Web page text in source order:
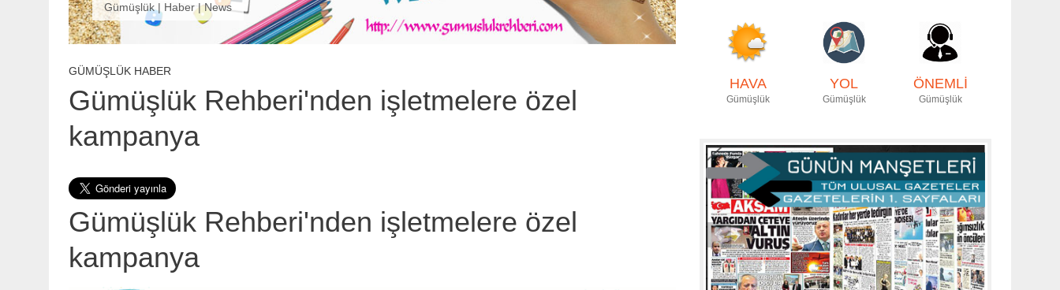
Gümüşlük | Haber | News
GÜMÜŞLÜK HABER
Gümüşlük Rehberi'nden işletmelere özel
kampanya
Gümüşlük Rehberi'nden işletmelere özel
kampanya
HAVA
Gümüşlük
YOL
Gümüşlük
ÖNEMLİ
Gümüşlük